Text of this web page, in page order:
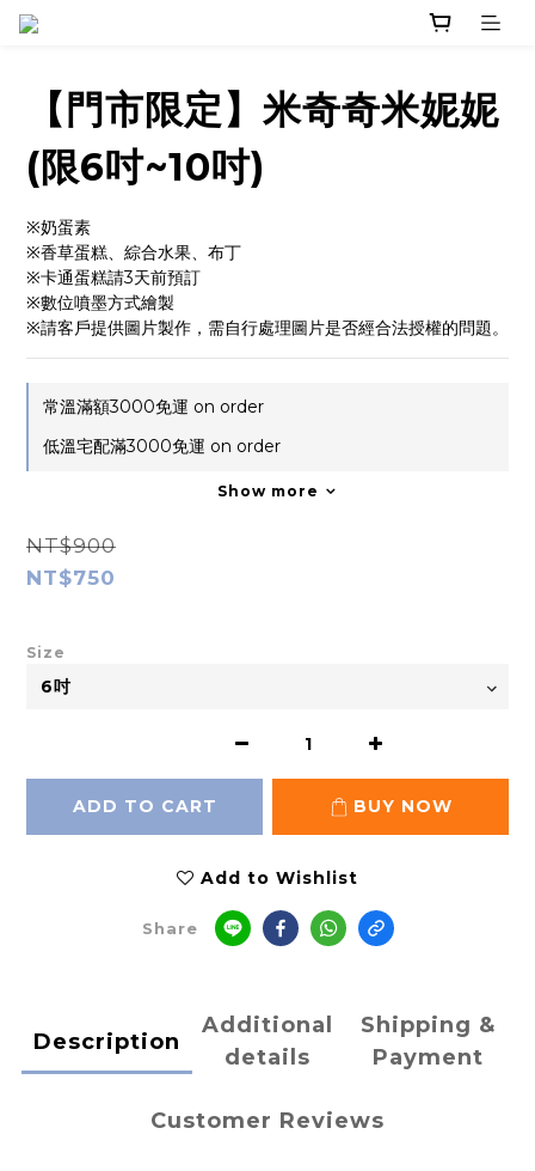
【門市限定】米奇奇米妮妮
(限6吋~10吋)
※奶蛋素
※香草蛋糕、綜合水果、布丁
※卡通蛋糕請3天前預訂
※數位噴墨方式繪製
※請客戶提供圖片製作，需自行處理圖片是否經合法授權的問題。
常溫滿額3000免運 on order
低溫宅配滿3000免運 on order
Show more
NT$900
NT$750
Size
ADD TO CART BUY NOW
Add to Wishlist
Share
Description
Additional
details
Shipping &
Payment
Customer Reviews